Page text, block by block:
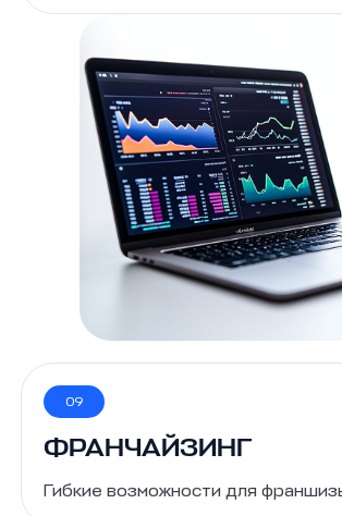
09
ФРАНЧАЙЗИНГ
Гибкие возможности для